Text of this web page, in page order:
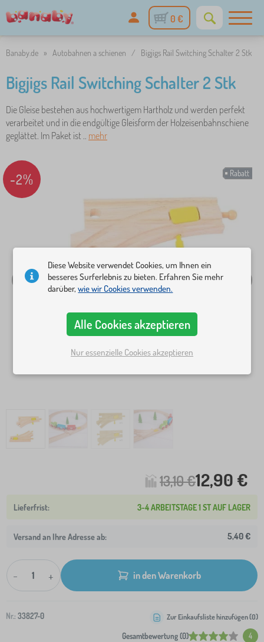
0 €
Banaby.de » Autobahnen a schienen / Bigjigs Rail Switching Schalter 2 Stk
Bigjigs Rail Switching Schalter 2 Stk
Die Gleise bestehen aus hochwertigem Hartholz und werden perfekt
verarbeitet und in die endgültige Gleisform der Holzeisenbahnschiene
geglättet. Im Paket ist .. mehr
Rabatt
-2%
13,10 €12,90 €
3-4 ARBEITSTAGE 1 ST AUF LAGER
Versand an Ihre Adresse ab: 5,40 €
- + in den Warenkorb
Nr.: 33827-0
Gesamtbewertung (0) 4
Zur Einkaufsliste hinzufügen (0)
Diese Website verwendet Cookies, um Ihnen ein
besseres Surferlebnis zu bieten. Erfahren Sie mehr
darüber,wie wir Cookies verwenden.
Alle Cookies akzeptieren
Nur essenzielle Cookies akzeptieren